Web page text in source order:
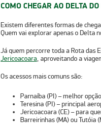
COMO CHEGAR AO DELTA
Existem diferentes formas de
Quem vai explorar apenas o Delta
Já quem percorre toda aRota das
Jericoacoara, aproveitando a
Os acessos mais comuns são:
Parnaíba (PI)– melhor
Teresina (PI)– principal
Jericoacoara (CE)– para
Barreirinhas (MA)ouTutóia